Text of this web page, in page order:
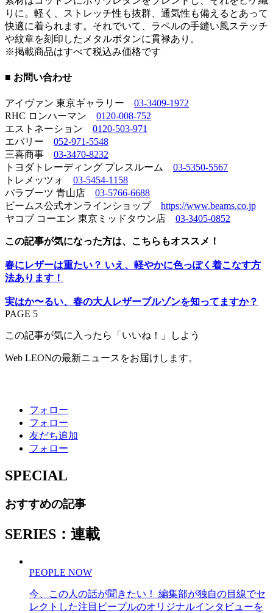
りに。軽く、ストレッチ性も抜群、通気性も備えるとあって
快適に着られます。それでいて、ラペルの手縫い風ステッチ
や紋章を刻印したメタルボタンに貫禄あり。
※掲載商品はすべて税込み価格です
■ お問い合わせ
アイヴァン 東京ギャラリー 03-3409-1972
RHC ロンハーマン 0120-008-752
エストネーション 0120-503-971
エバリー 052-971-5548
三喜商事 03-3470-8232
トヨダトレーディング プレスルーム 03-5350-5567
トレメッツォ 03-5454-1158
パラブーツ 青山店 03-5766-6688
ビームス公式オンラインショップ https://www.beams.co.jp
ヤコブ コーエン 東京ミッドタウン店 03-3405-0852
この記事が気になった方は、こちらもオススメ！
春にレザーは重たい？ いえ、軽やかに色っぽく着こなす方
法あります！
実はか〜るい、春の大人レザーブルゾンを知ってますか？
PAGE 5
この記事が気に入ったら「いいね！」しよう
Web LEONの最新ニュースをお届けします。
フォロー
フォロー
友だち追加
フォロー
SPECIAL
おすすめの記事
SERIES：連載
PEOPLE NOW
今、この人の話が聞きたい！ 編集部が独自の目線でセ
レクトした注目ピープルのオリジナルインタビューを